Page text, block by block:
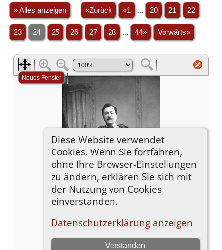
» Alles anzeigen «Zurück «1 ... 20 21 22
23 24 25 26 27 28 ... 44» Vorwärts»